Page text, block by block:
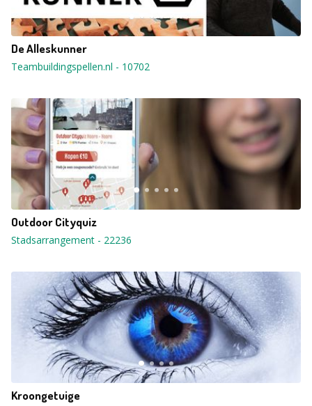
De Alleskunner
Teambuildingspellen.nl - 10702
Outdoor Cityquiz
Stadsarrangement - 22236
Kroongetuige